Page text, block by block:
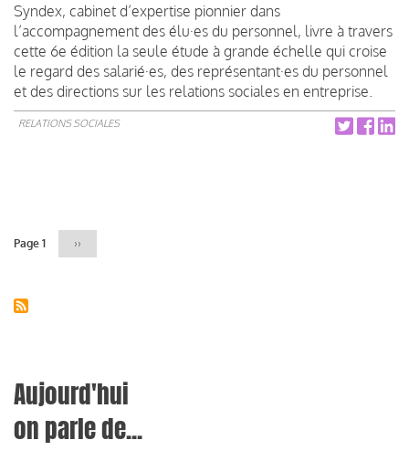
Syndex, cabinet d’expertise pionnier dans
l’accompagnement des élu·es du personnel, livre à travers
cette 6e édition la seule étude à grande échelle qui croise
le regard des salarié·es, des représentant·es du personnel
et des directions sur les relations sociales en entreprise.
RELATIONS SOCIALES
Page 1
Page
››
Aujourd'hui
on parle de...